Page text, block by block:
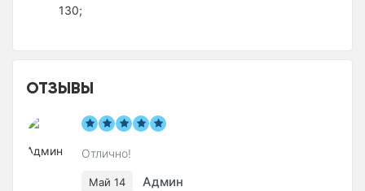
130;
ОТЗЫВЫ
Отлично!
Май 14 Админ